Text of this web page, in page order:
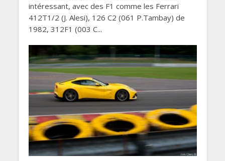
intéressant, avec des F1 comme les Ferrari
412T1/2 (J. Alesi), 126 C2 (061 P.Tambay) de
1982, 312F1 (003 C...